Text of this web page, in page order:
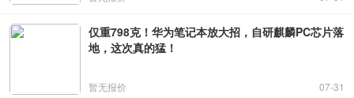
仅重798克！华为笔记本放大招，自研麒麟PC芯片落
地，这次真的猛！
暂无报价 07-31